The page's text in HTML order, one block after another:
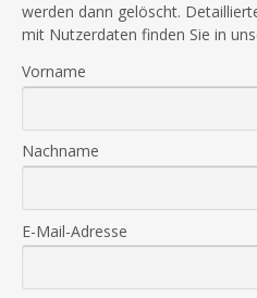
werden dann gelöscht.
mit Nutzerdaten finden Sie in
Vorname
Nachname
E-Mail-Adresse